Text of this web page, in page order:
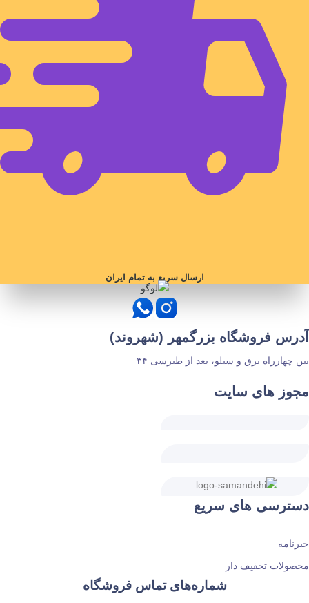
ارسال سریع به تمام ایران
آدرس فروشگاه بزرگمهر (شهروند)
بین چهارراه برق و سیلو، بعد از طبرسی ۳۴
مجوز های سایت
دسترسی های سریع
خبرنامه
محصولات تخفیف دار
شماره‌های تماس فروشگاه